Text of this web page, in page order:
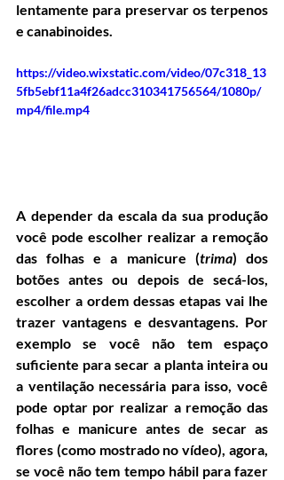
lentamente para preservar os terpenos
e canabinoides.
https://video.wixstatic.com/video/07c318_13
5fb5ebf11a4f26adcc310341756564/1080p/
mp4/file.mp4
A depender da escala da sua produção
você pode escolher realizar a remoção
das folhas e a manicure (trima) dos
botões antes ou depois de secá-los,
escolher a ordem dessas etapas vai lhe
trazer vantagens e desvantagens. Por
exemplo se você não tem espaço
suficiente para secar a planta inteira ou
a ventilação necessária para isso, você
pode optar por realizar a remoção das
folhas e manicure antes de secar as
flores (como mostrado no vídeo), agora,
se você não tem tempo hábil para fazer